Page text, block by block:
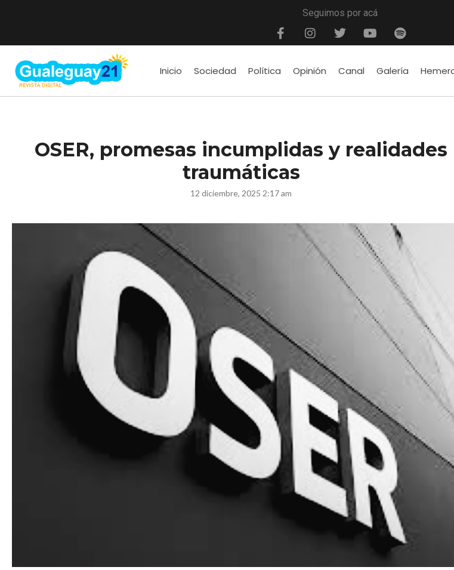
Seguimos por acá
Inicio Sociedad Política Opinión Canal Galería
OSER, promesas incumplidas y realidades
traumáticas
12 diciembre, 2025 2:17 am